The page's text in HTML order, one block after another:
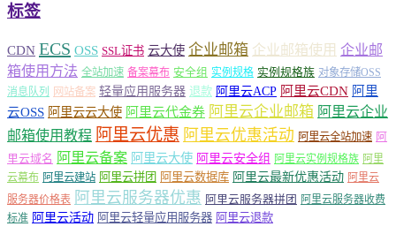
标签
CDN ECS OSS SSL证书 云大使 企业邮箱 企业邮箱使用 企业邮
箱使用方法 全站加速 备案幕布 安全组 实例规格 实例规格族 对象存储OSS
消息队列
网站备案 轻量应用服务器 退款 阿里云ACP 阿里云CDN 阿里
云OSS 阿里云云大使 阿里云代金券 阿里云企业邮箱 阿里云企业
邮箱使用教程 阿里云优惠 阿里云优惠活动 阿里云全站加速 阿
里云域名 阿里云备案 阿里云大使 阿里云安全组 阿里云实例规格族 阿里
云幕布 阿里云建站 阿里云拼团 阿里云数据库 阿里云最新优惠活动 阿里云
服务器价格表 阿里云服务器优惠 阿里云服务器拼团 阿里云服务器收费
标准 阿里云活动 阿里云轻量应用服务器 阿里云退款